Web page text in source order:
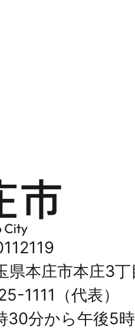
本庄市本庄3丁
1111（代表）
30分から午後5